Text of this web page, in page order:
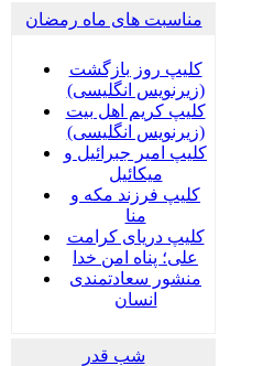
مناسبت های ماه رمضان
کلیپ روز بازگشت
(زیرنویس انگلیسی)
کلیپ کریم اهل بیت
(زیرنویس انگلیسی)
کلیپ امیر جبرائیل و
میکائیل
کلیپ فرزند مکه و
منا
کلیپ دریای کرامت
علی؛ پناه امن خدا
منشور سعادتمندی
انسان
شب قدر